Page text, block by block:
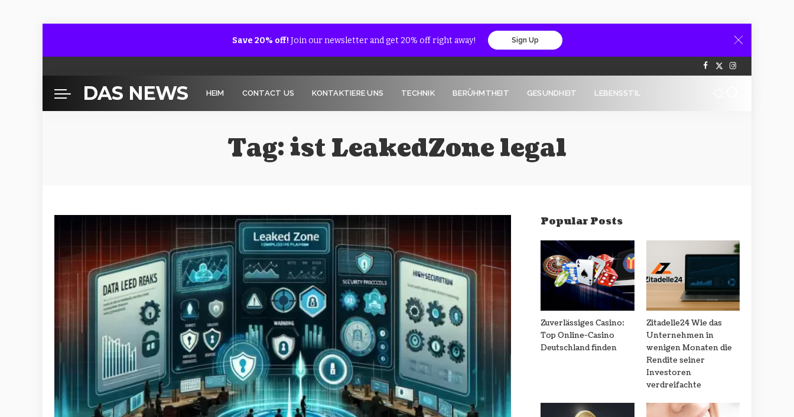
Save 20% off! Join our newsletter and get 20% off right away! Sign Up
DAS NEWS HEIM CONTACT US KONTAKTIERE UNS TECHNIK BERÜHMTHEIT GESUNDHEIT LEBENSSTIL
Tag:ist LeakedZone legal
Popular Posts
Zuverlässiges Casino:
Top Online-Casino
Deutschland finden
Zitadelle24 Wie das
Unternehmen in
wenigen Monaten die
Rendite seiner
Investoren
verdreifachte